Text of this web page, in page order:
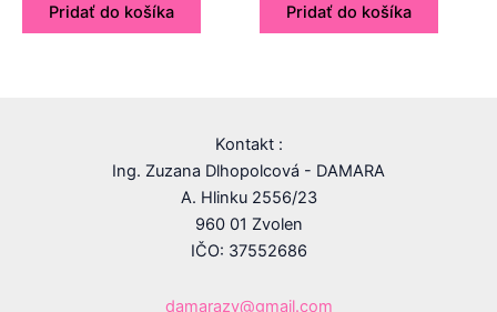
Pridať do košíka Pridať do košíka
Kontakt :
Ing. Zuzana Dlhopolcová - DAMARA
A. Hlinku 2556/23
960 01 Zvolen
IČO: 37552686
damarazv@gmail.com